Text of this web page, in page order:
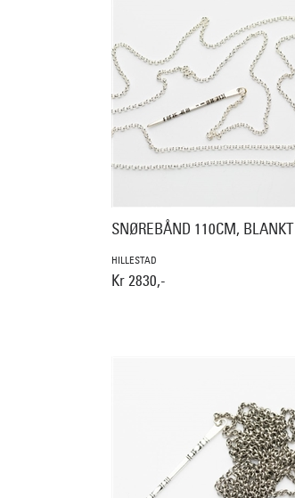
SNØREBÅND 110CM, BLANKT
HILLESTAD
Kr 2830,-